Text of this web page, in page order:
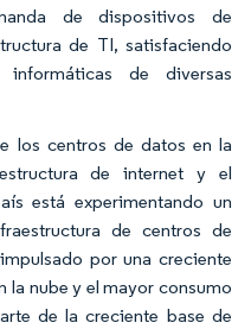
de dispositivos de
de TI, satisfaciendo
informáticas de diversas
los centros de datos en la
de internet y el
está experimentando un
de centros de
por una creciente
la nube y el mayor consumo
de la creciente base de